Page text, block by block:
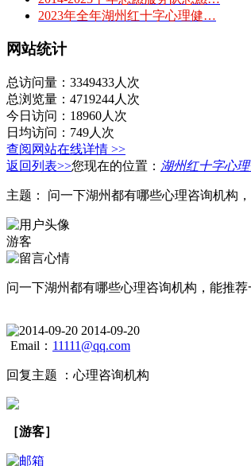
2023年全年湖州红十字心理健…
网站统计
总访问量：3349433人次
总浏览量：4719244人次
今日访问：18960人次
日均访问：749人次
查阅网站在线详情 >>
返回列表>>您现在的位置： 湖州红十字心
主题： 问一下湖州都有哪些心理咨询机构
游客
问一下湖州都有哪些心理咨询机构，能推荐
2014-09-20
Email： 11111@qq.com
回复主题 ： 心理咨询机构
［游客］